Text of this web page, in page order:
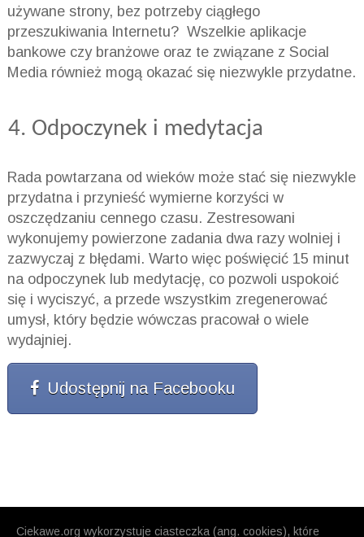
Ciekawe.org wykorzystuje ciasteczka (ang. cookies), które
używane strony, bez potrzeby ciągłego
przeszukiwania Internetu? Wszelkie aplikacje
bankowe czy branżowe oraz te związane z Social
Media również mogą okazać się niezwykle przydatne.
Odpoczynek i medytacja
Rada powtarzana od wieków może stać się niezwykle
przydatna i przynieść wymierne korzyści w
oszczędzaniu cennego czasu. Zestresowani
wykonujemy powierzone zadania dwa razy wolniej i
zazwyczaj z błędami. Warto więc poświęcić 15 minut
na odpoczynek lub medytację, co pozwoli uspokoić
się i wyciszyć, a przede wszystkim zregenerować
umysł, który będzie wówczas pracował o wiele
wydajniej.
Udostępnij na Facebooku